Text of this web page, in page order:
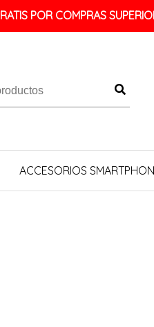
POR COMPRAS
ACCESORIOS